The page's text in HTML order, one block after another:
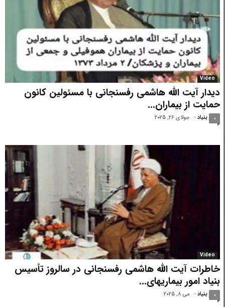
Video
دیدار آیت الله هاشمی رفسنجانی با مسئولین کانون
حمایت از بیماران...
بنیاد - جولای 26, 2025 0
Video
خاطرات آیت الله هاشمی رفسنجانی در سالروز تأسیس
بنیاد امور بیماریهای...
بنیاد - می 8, 2025 0